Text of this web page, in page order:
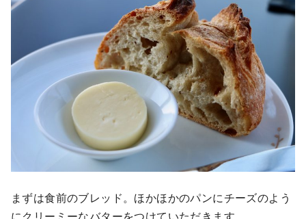
まずは食前のブレッド。ほかほかのパンにチーズのよう